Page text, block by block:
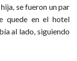
se fueron un par
quede en el hotel
al lado, siguiendo